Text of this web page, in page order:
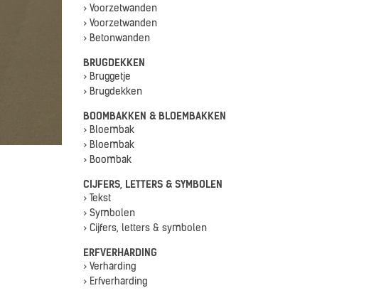
> Voorzetwanden
> Voorzetwanden
> Betonwanden
BRUGDEKKEN
> Bruggetje
> Brugdekken
BOOMBAKKEN & BLOEMBAKKEN
> Bloembak
> Bloembak
> Boombak
CIJFERS, LETTERS & SYMBOLEN
> Tekst
> Symbolen
> Cijfers, letters & symbolen
ERFVERHARDING
> Verharding
> Erfverharding